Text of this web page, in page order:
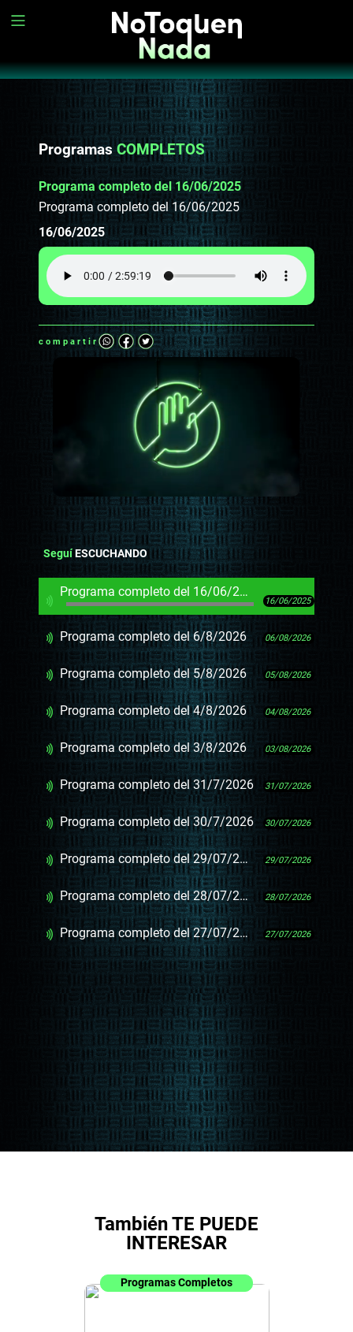
ProgramasCOMPLETOS
Programa completo del 16/06/2025
Programa completo del 16/06/2025
16/06/2025
compartir
SeguíESCUCHANDO
Programa completo del 16/06/2025
16/06/2025
Programa completo del 6/8/2026 06/08/2026
Programa completo del 5/8/2026 05/08/2026
Programa completo del 4/8/2026 04/08/2026
Programa completo del 3/8/2026 03/08/2026
Programa completo del 31/7/2026 31/07/2026
Programa completo del 30/7/2026 30/07/2026
Programa completo del 29/07/2026 29/07/2026
Programa completo del 28/07/2026 28/07/2026
Programa completo del 27/07/2026 27/07/2026
También TE PUEDE
INTERESAR
Programas Completos